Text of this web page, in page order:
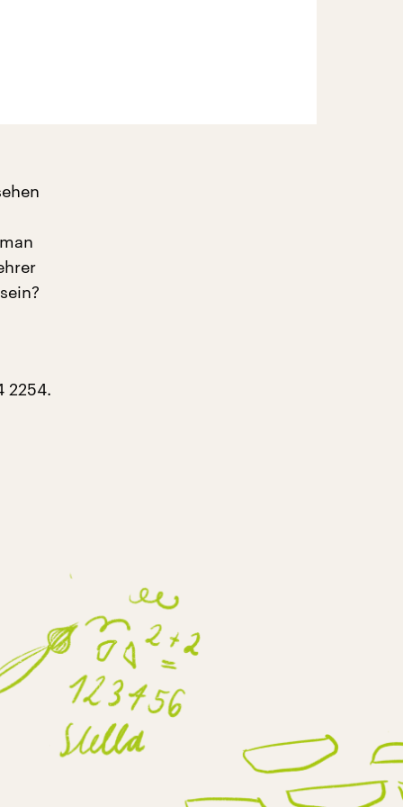
2254.